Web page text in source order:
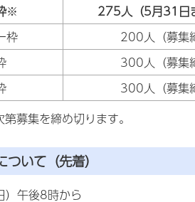
※ 275人（5月31日
枠 200人（募集
300人（募集
300人（募集
募集を締め切ります。
いて（先着）
午後8時から